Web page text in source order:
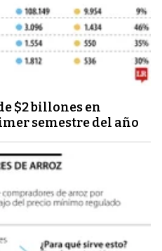
$2 billones en
semestre del año